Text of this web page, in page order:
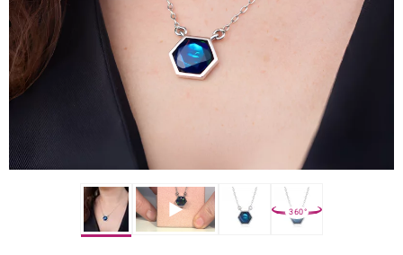
Designs
SELECTION
360°